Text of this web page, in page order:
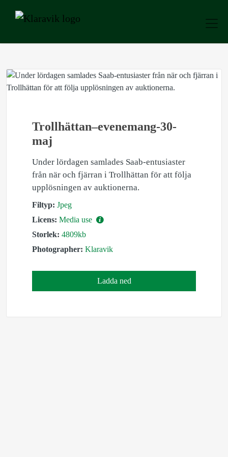
Trollhättan–evenemang-30-
maj
Under lördagen samlades Saab-entusiaster
från när och fjärran i Trollhättan för att följa
upplösningen av auktionerna.
Filtyp: Jpeg
Licens: Media use
Storlek: 4809kb
Photographer: Klaravik
Ladda ned